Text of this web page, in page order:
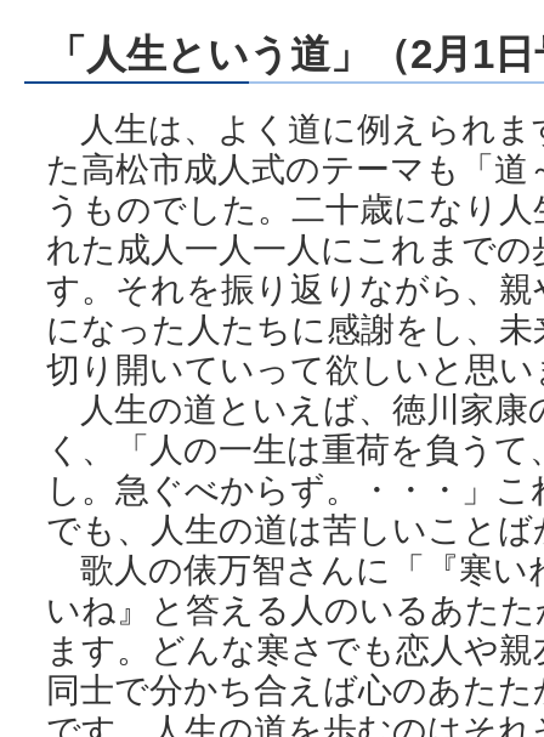
「人生という道」（2月1
人生は、よく道に例えられま
た高松市成人式のテーマも「
うものでした。二十歳になり
れた成人一人一人にこれまで
す。それを振り返りながら、
になった人たちに感謝をし、
切り開いていって欲しいと思い
人生の道といえば、徳川家康
く、「人の一生は重荷を負う
し。急ぐべからず。・・・」
でも、人生の道は苦しいこと
歌人の俵万智さんに「『寒い
いね』と答える人のいるあた
ます。どんな寒さでも恋人や
同士で分かち合えば心のあた